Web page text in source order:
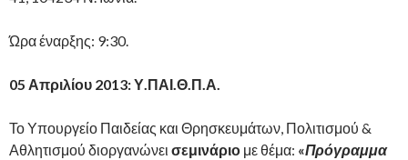
Ώρα έναρξης: 9:30.
05 Απριλίου 2013: Υ.ΠΑΙ.Θ.Π.Α.
Το Υπουργείο Παιδείας και Θρησκευμάτων, Πολιτισμού &
Αθλητισμού διοργανώνει σεμινάριο με θέμα: «Πρόγραμμα